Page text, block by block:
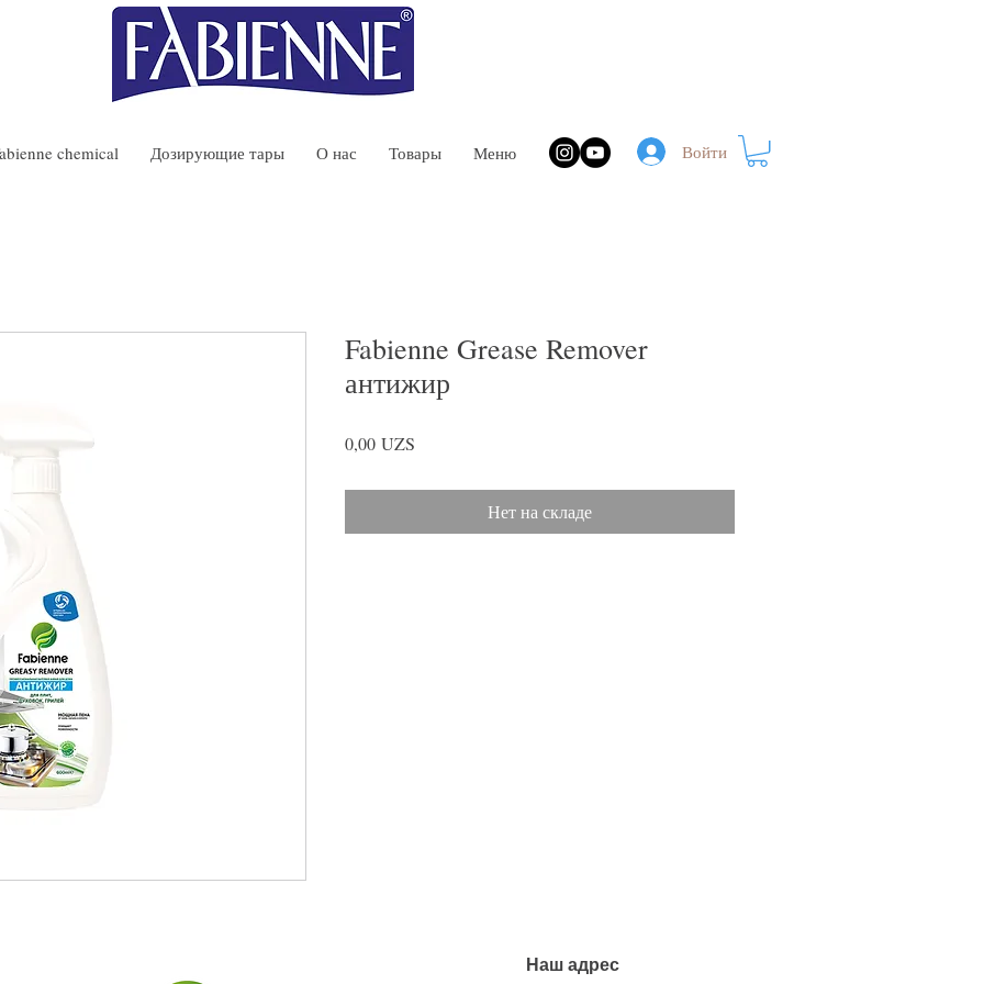
chemical Дозирующие тары О нас Товары Меню Войти
Fabienne Grease Remover
антижир
0,00 UZS
Нет на складе
Наш адрес